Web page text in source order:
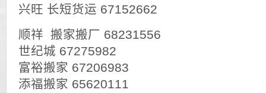
兴旺 长短货运 67152662
顺祥 搬家搬厂 68231556
世纪城 67275982
富裕搬家 67206983
添福搬家 65620111